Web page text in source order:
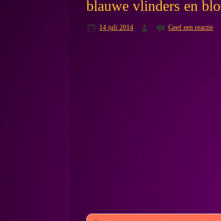
blauwe vlinders en
14 juli 2014 Geef een reactie